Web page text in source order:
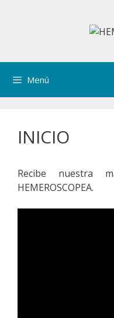
Menú
INICIO
Recibe nuestra
HEMEROSCOPEA.